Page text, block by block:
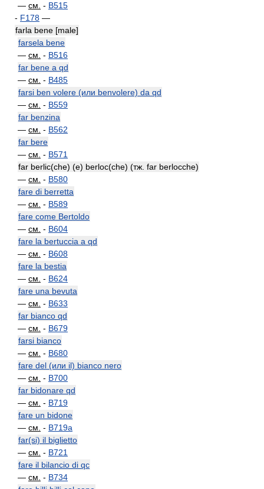
— см. - B515
- F178 —
farla bene [male]
farsela bene
— см. - B516
far bene a qd
— см. - B485
farsi ben volere (или benvolere) da qd
— см. - B559
far benzina
— см. - B562
far bere
— см. - B571
far berlic(che) (e) berloc(che) (тж. far berlocche)
— см. - B580
fare di berretta
— см. - B589
fare come Bertoldo
— см. - B604
fare la bertuccia a qd
— см. - B608
fare la bestia
— см. - B624
fare una bevuta
— см. - B633
far bianco qd
— см. - B679
farsi bianco
— см. - B680
fare del (или il) bianco nero
— см. - B700
far bidonare qd
— см. - B719
fare un bidone
— см. - B719a
far(si) il biglietto
— см. - B721
fare il bilancio di qc
— см. - B734